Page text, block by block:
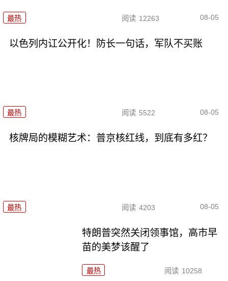
最热 阅读 12263 08-05
以色列内讧公开化！防长一句话，军队不买账
最热 阅读 5522 08-05
核牌局的模糊艺术：普京核红线，到底有多红？
最热 阅读 4203 08-05
特朗普突然关闭领事馆，高市早
苗的美梦该醒了
最热 阅读 10258